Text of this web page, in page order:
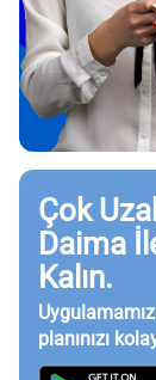
Çok
Daima
Kalın.
planınızı